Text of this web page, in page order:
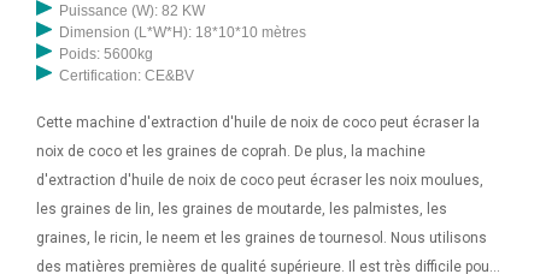
Puissance (W): 82 KW
Dimension (L*W*H): 18*10*10 mètres
Poids: 5600kg
Certification: CE&BV
Cette machine d'extraction d'huile de noix de coco peut écraser la
noix de coco et les graines de coprah. De plus, la machine
d'extraction d'huile de noix de coco peut écraser les noix moulues,
les graines de lin, les graines de moutarde, les palmistes, les
graines, le ricin, le neem et les graines de tournesol. Nous utilisons
des matières premières de qualité supérieure. Il est très difficile pour